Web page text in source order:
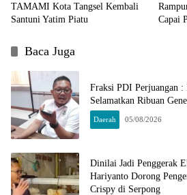
TAMAMI Kota Tangsel Kembali
Santuni Yatim Piatu
Capai
Baca Juga
Fraksi PDI Perjuangan :
Selamatkan Ribuan
Daerah 05/08/2026
Dinilai Jadi Penggerak
Hariyanto Dorong
Crispy di Serpong